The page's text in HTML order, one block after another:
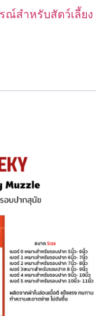
ณ์สำหรับสัตว์เลี้ยง